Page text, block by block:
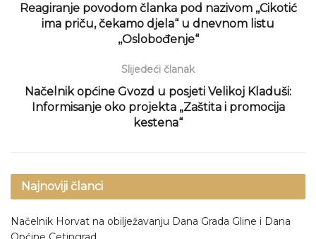
Reagiranje povodom članka pod nazivom ,,Cikotić
ima priču, čekamo djela“ u dnevnom listu
,,Oslobođenje“
Slijedeći članak
Načelnik općine Gvozd u posjeti Velikoj Kladuši:
Informisanje oko projekta „Zaštita i promocija
kestena“
Najnoviji članci
Načelnik Horvat na obilježavanju Dana Grada Gline i Dana